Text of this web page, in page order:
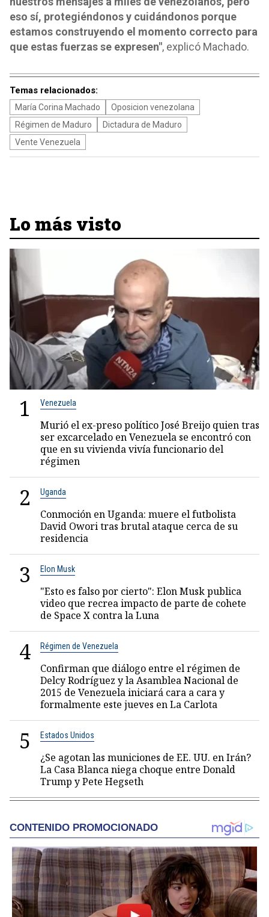
eso sí, protegiéndonos y cuidándonos porque
estamos construyendo el momento correcto para
que estas fuerzas se expresen", explicó Machado.
Temas relacionados:
María Corina Machado
Oposicion venezolana
Régimen de Maduro
Dictadura de Maduro
Vente Venezuela
Lo más visto
1 Venezuela
Murió el ex-preso político José Breijo quien tras
ser excarcelado en Venezuela se encontró con
que en su vivienda vivía funcionario del
régimen
2 Uganda
Conmoción en Uganda: muere el futbolista
David Owori tras brutal ataque cerca de su
residencia
3 Elon Musk
"Esto es falso por cierto": Elon Musk publica
video que recrea impacto de parte de cohete
de Space X contra la Luna
4 Régimen de Venezuela
Confirman que diálogo entre el régimen de
Delcy Rodríguez y la Asamblea Nacional de
2015 de Venezuela iniciará cara a cara y
formalmente este jueves en La Carlota
5 Estados Unidos
¿Se agotan las municiones de EE. UU. en Irán?
La Casa Blanca niega choque entre Donald
Trump y Pete Hegseth